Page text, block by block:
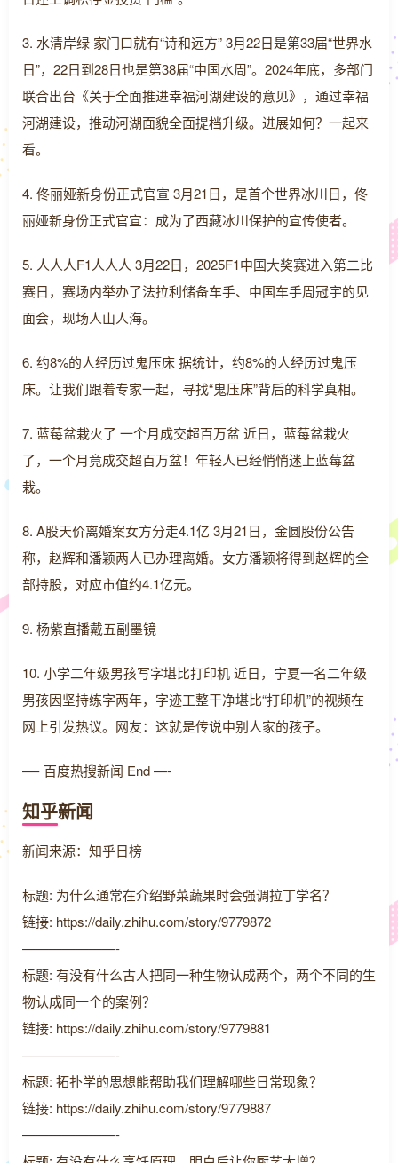
3. 水清岸绿 家门口就有“诗和远方” 3月22日是第33届“世界水
日”，22日到28日也是第38届“中国水周”。2024年底，多部门
联合出台《关于全面推进幸福河湖建设的意见》，通过幸福
河湖建设，推动河湖面貌全面提档升级。进展如何？一起来
看。
4. 佟丽娅新身份正式官宣 3月21日，是首个世界冰川日，佟
丽娅新身份正式官宣：成为了西藏冰川保护的宣传使者。
5. 人人人F1人人人 3月22日，2025F1中国大奖赛进入第二比
赛日，赛场内举办了法拉利储备车手、中国车手周冠宇的见
面会，现场人山人海。
6. 约8%的人经历过鬼压床 据统计，约8%的人经历过鬼压
床。让我们跟着专家一起，寻找“鬼压床”背后的科学真相。
7. 蓝莓盆栽火了 一个月成交超百万盆 近日，蓝莓盆栽火
了，一个月竟成交超百万盆！年轻人已经悄悄迷上蓝莓盆
栽。
8. A股天价离婚案女方分走4.1亿 3月21日，金圆股份公告
称，赵辉和潘颖两人已办理离婚。女方潘颖将得到赵辉的全
部持股，对应市值约4.1亿元。
9. 杨紫直播戴五副墨镜
10. 小学二年级男孩写字堪比打印机 近日，宁夏一名二年级
男孩因坚持练字两年，字迹工整干净堪比“打印机”的视频在
网上引发热议。网友：这就是传说中别人家的孩子。
—- 百度热搜新闻 End —-
知乎新闻
新闻来源：知乎日榜
标题: 为什么通常在介绍野菜蔬果时会强调拉丁学名？
链接: https://daily.zhihu.com/story/9779872
———————-
标题: 有没有什么古人把同一种生物认成两个，两个不同的生
物认成同一个的案例？
链接: https://daily.zhihu.com/story/9779881
———————-
标题: 拓扑学的思想能帮助我们理解哪些日常现象？
链接: https://daily.zhihu.com/story/9779887
———————-